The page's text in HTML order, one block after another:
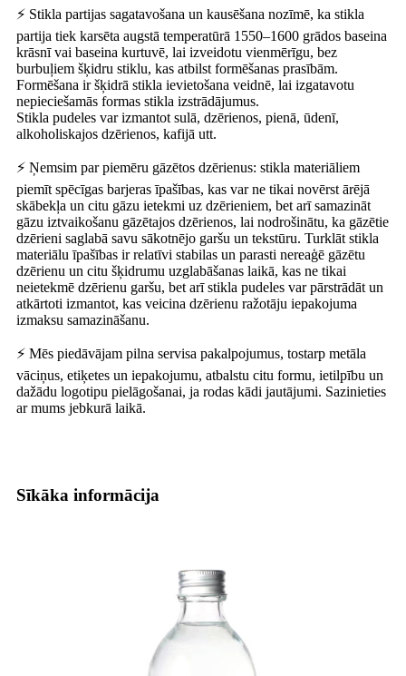
⚡ Stikla partijas sagatavošana un kausēšana nozīmē, ka stikla
partija tiek karsēta augstā temperatūrā 1550–1600 grādos baseina
krāsnī vai baseina kurtuvē, lai izveidotu vienmērīgu, bez
burbuļiem šķidru stiklu, kas atbilst formēšanas prasībām.
Formēšana ir šķidrā stikla ievietošana veidnē, lai izgatavotu
nepieciešamās formas stikla izstrādājumus.
Stikla pudeles var izmantot sulā, dzērienos, pienā, ūdenī,
alkoholiskajos dzērienos, kafijā utt.
⚡ Ņemsim par piemēru gāzētos dzērienus: stikla materiāliem
piemīt spēcīgas barjeras īpašības, kas var ne tikai novērst ārējā
skābekļa un citu gāzu ietekmi uz dzērieniem, bet arī samazināt
gāzu iztvaikošanu gāzētajos dzērienos, lai nodrošinātu, ka gāzētie
dzērieni saglabā savu sākotnējo garšu un tekstūru. Turklāt stikla
materiālu īpašības ir relatīvi stabilas un parasti nereaģē gāzētu
dzērienu un citu šķidrumu uzglabāšanas laikā, kas ne tikai
neietekmē dzērienu garšu, bet arī stikla pudeles var pārstrādāt un
atkārtoti izmantot, kas veicina dzērienu ražotāju iepakojuma
izmaksu samazināšanu.
⚡ Mēs piedāvājam pilna servisa pakalpojumus, tostarp metāla
vāciņus, etiķetes un iepakojumu, atbalstu citu formu, ietilpību un
dažādu logotipu pielāgošanai, ja rodas kādi jautājumi. Sazinieties
ar mums jebkurā laikā.
Sīkāka informācija